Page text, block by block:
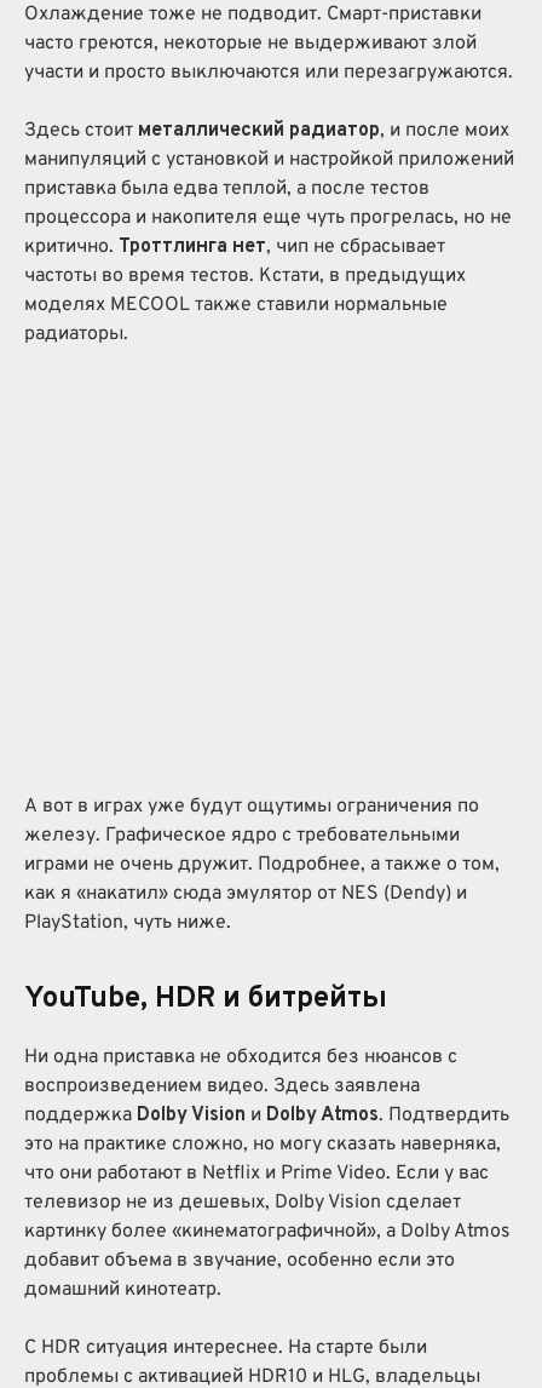
Охлаждение тоже не подводит. Смарт-приставки
часто греются, некоторые не выдерживают злой
участи и просто выключаются или перезагружаются.
Здесь стоит металлический радиатор, и после моих
манипуляций с установкой и настройкой приложений
приставка была едва теплой, а после тестов
процессора и накопителя еще чуть прогрелась, но не
критично. Троттлинга нет, чип не сбрасывает
частоты во время тестов. Кстати, в предыдущих
моделях MECOOL также ставили нормальные
радиаторы.
А вот в играх уже будут ощутимы ограничения по
железу. Графическое ядро с требовательными
играми не очень дружит. Подробнее, а также о том,
как я «накатил» сюда эмулятор от NES (Dendy) и
PlayStation, чуть ниже.
YouTube, HDR и битрейты
Ни одна приставка не обходится без нюансов с
воспроизведением видео. Здесь заявлена
поддержка Dolby Vision и Dolby Atmos. Подтвердить
это на практике сложно, но могу сказать наверняка,
что они работают в Netflix и Prime Video. Если у вас
телевизор не из дешевых, Dolby Vision сделает
картинку более «кинематографичной», а Dolby Atmos
добавит объема в звучание, особенно если это
домашний кинотеатр.
С HDR ситуация интереснее. На старте были
проблемы с активацией HDR10 и HLG, владельцы